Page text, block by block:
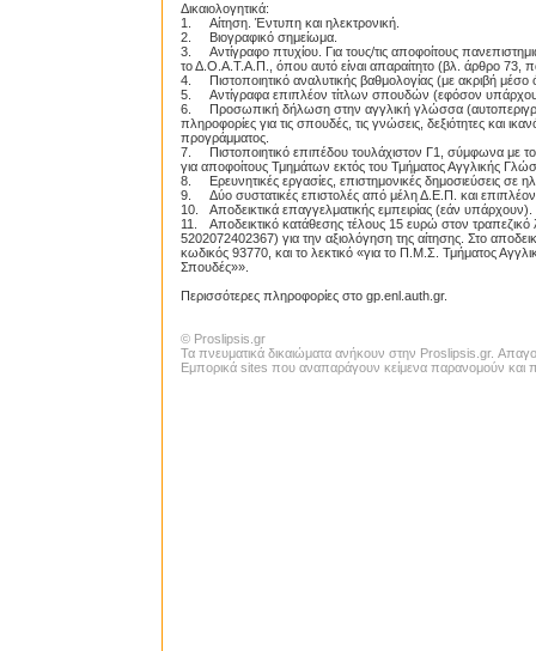
Δικαιολογητικά:
1.
Αίτηση. Έντυπη και ηλεκτρονική.
2.
Βιογραφικό σημείωμα.
3.
Αντίγραφο πτυχίου. Για τους/τις αποφοίτους
το Δ.Ο.Α.Τ.Α.Π., όπου αυτό είναι απαραίτητο (βλ. άρθρο 73,
4.
Πιστοποιητικό αναλυτικής βαθμολογίας (με ακριβή
5.
Αντίγραφα επιπλέον τίτλων σπουδών (εφόσον
6.
Προσωπική δήλωση στην αγγλική γλώσσα
πληροφορίες για τις σπουδές, τις γνώσεις, δεξιότητες και
προγράμματος.
7.
Πιστοποιητικό επιπέδου τουλάχιστον Γ1, σύμφωνα με
για αποφοίτους Τμημάτων εκτός του Τμήματος Αγγλικής
8.
Ερευνητικές εργασίες, επιστημονικές δημοσιεύσεις σε
9.
Δύο συστατικές επιστολές από μέλη Δ.Ε.Π. και
10.
Αποδεικτικά επαγγελματικής εμπειρίας (εάν υπάρχουν).
11.
Αποδεικτικό κατάθεσης τέλους 15 ευρώ στον
5202072402367) για την αξιολόγηση της αίτησης. Στο
κωδικός 93770, και το λεκτικό «για το Π.Μ.Σ. Τμήματος
Σπουδές»».
Περισσότερες πληροφορίες στο gp.enl.auth.gr.
© Proslipsis.gr
Τα πνευματικά δικαιώματα ανήκουν στην Proslipsis.gr.
Εμπορικά sites που αναπαράγουν κείμενα παρανομούν και